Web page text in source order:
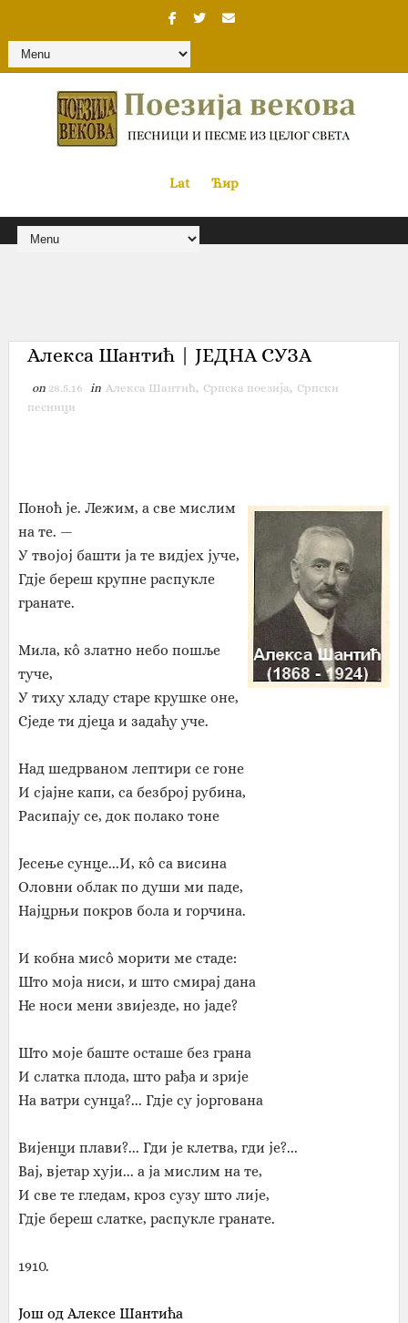
Lat« Ћир
Алекса Шантић | ЈЕДНА СУЗА
on 28.5.16 in Алекса Шантић, Српска поезија, Српски
песници
Поноћ је. Лежим, а све мислим
на те. —
У твојој башти ја те видјех јуче,
Гдје береш крупне распукле
гранате.
Мила, кô златно небо пошље
туче,
У тиху хладу старе крушке оне,
Сједе ти дјеца и задаћу уче.
Над шедрваном лептири се гоне
И сјајне капи, са безброј рубина,
Расипају се, док полако тоне
Јесење сунце...И, кô са висина
Оловни облак по души ми паде,
Најцрњи покров бола и горчина.
И кобна мисô морити ме стаде:
Што моја ниси, и што смирај дана
Не носи мени звијезде, но јаде?
Што моје баште осташе без грана
И слатка плода, што рађа и зрије
На ватри сунца?... Гдје су јоргована
Вијенци плави?... Гди је клетва, гди је?...
Вај, вјетар хуји... а ја мислим на те,
И све те гледам, кроз сузу што лије,
Гдје береш слатке, распукле гранате.
1910.
Још од Алексе Шантића